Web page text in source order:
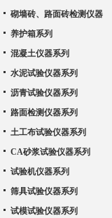
砌墙砖、路面砖检测仪器
养护箱系列
混凝土仪器系列
水泥试验仪器系列
沥青试验仪器系列
路面检测仪器系列
土工布试验仪器系列
CA砂浆试验仪器系列
试验机仪器系列
筛具试验仪器系列
试模试验仪器系列